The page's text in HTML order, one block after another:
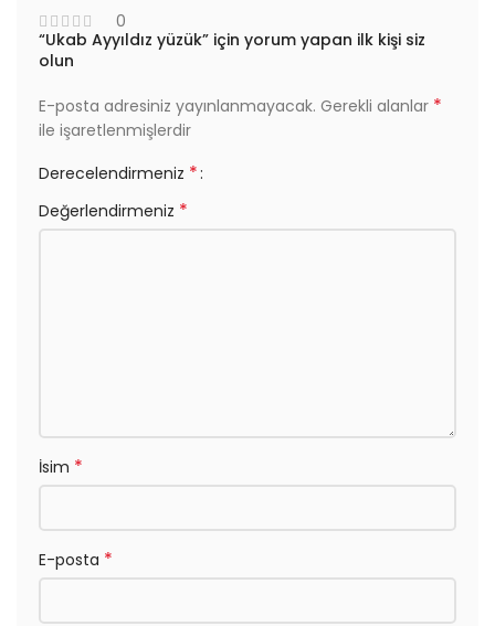
0
“Ukab Ayyıldız yüzük” için yorum yapan ilk kişi siz
olun
E-posta adresiniz yayınlanmayacak. Gerekli alanlar *
ile işaretlenmişlerdir
Derecelendirmeniz *
Değerlendirmeniz *
İsim *
E-posta *